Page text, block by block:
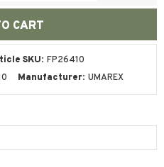
SKU FP26410
Manufacturer UMAREX